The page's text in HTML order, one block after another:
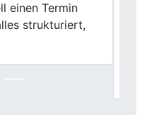
Ich hatte
inseriert, ohne
und